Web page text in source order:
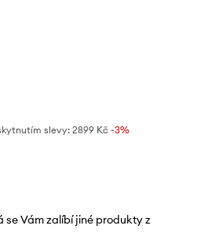
slevy: 2899 Kč -3%
se Vám zalíbí jiné produkty z